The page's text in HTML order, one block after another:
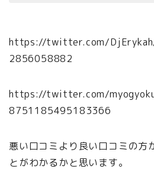
https://twitter.com/
2856058882
https://twitter.com/
8751185495183366
悪い口コミより良い口コミの方
とがわかるかと思います。